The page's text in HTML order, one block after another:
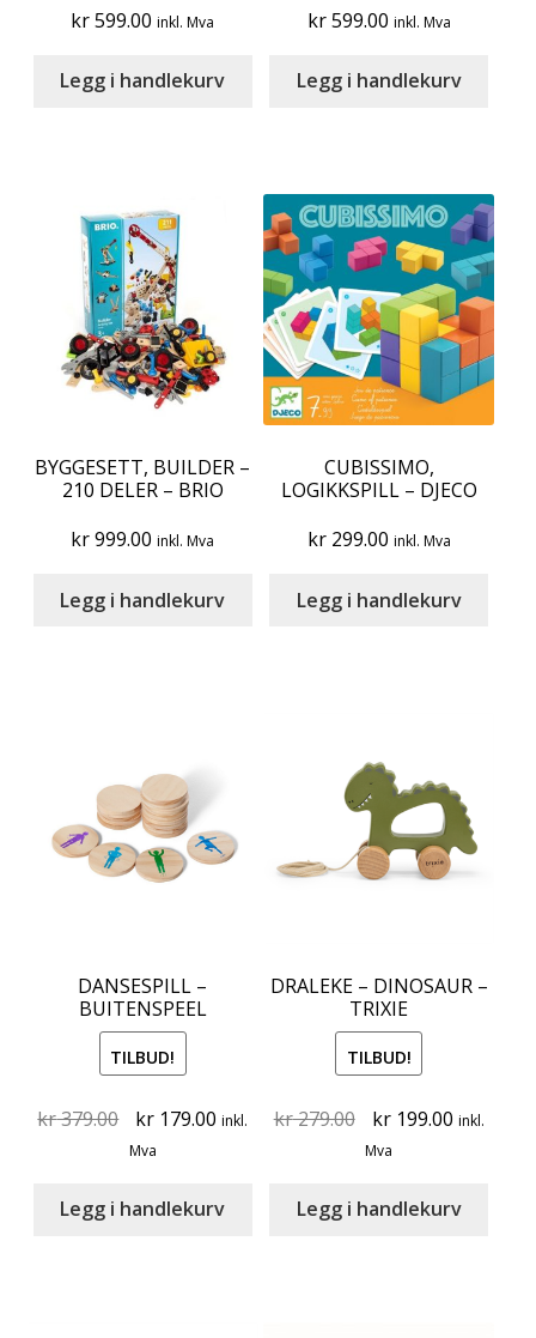
kr599.00 inkl. Mva
Legg i handlekurv
kr599.00 inkl. Mva
Legg i handlekurv
BYGGESETT, BUILDER –
210 DELER – BRIO
kr999.00 inkl. Mva
Legg i handlekurv
CUBISSIMO,
LOGIKKSPILL – DJECO
kr299.00 inkl. Mva
Legg i handlekurv
DANSESPILL –
BUITENSPEEL
TILBUD!
kr379.00
Original
price
kr 379.00.
kr 179.00 Current
kr 179.00.
inkl.
Mva
Legg i handlekurv
DRALEKE – DINOSAUR –
TRIXIE
TILBUD!
kr279.00
Original
price
kr 279.00.
kr199.00Current
kr 199.00.
inkl.
Mva
Legg i handlekurv